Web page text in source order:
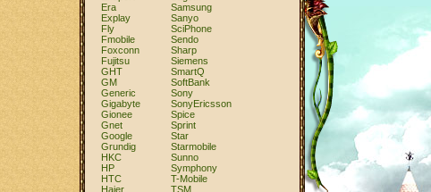
Era
Explay
Fly
Fmobile
Foxconn
Fujitsu
GHT
GM
Generic
Gigabyte
Gionee
Gnet
Google
Grundig
HKC
HP
HTC
Haier
Samsung
Sanyo
SciPhone
Sendo
Sharp
Siemens
SmartQ
SoftBank
Sony
SonyEricsson
Spice
Sprint
Star
Starmobile
Sunno
Symphony
T-Mobile
TSM